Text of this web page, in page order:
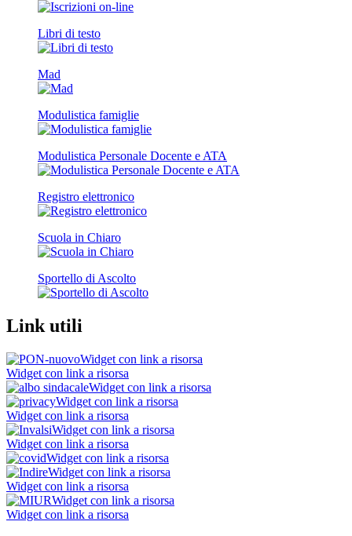
Libri di testo
Mad
Modulistica famiglie
Modulistica Personale Docente e ATA
Registro elettronico
Scuola in Chiaro
Sportello di Ascolto
Link utili
Widget con link a risorsa
Widget con link a risorsa
Widget con link a risorsa
Widget con link a risorsa
Widget con link a risorsa
Widget con link a risorsa
Widget con link a risorsa
Widget con link a risorsa
Widget con link a risorsa
Widget con link a risorsa
Widget con link a risorsa
Widget con link a risorsa